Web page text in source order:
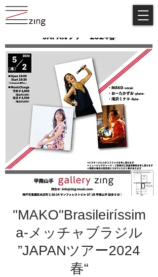
"MAKO"Brasileiríssim
a-メッチャブラジル
”JAPANツアー2024
春“